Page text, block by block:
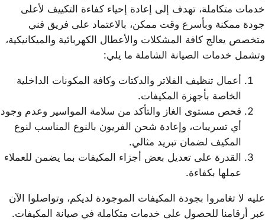
خدمات متكاملة، تهدف إلى إعادة إحياء كفاءة التكييف لأعلى
جودة ممكنة وبأسرع وقت ممكن، بالاعتماد على فريق فني
متخصص يعالج كافة المشكلات والأعطال الكهربائية والميكانيكية،
وتشمل خدمات الصيانة الشاملة ما يلي:
أعمال تنظيف الفلاتر والدكتات وكافة المكونات الداخلية
الخاصة بأجهزة المكيفات.
فحص مستوى الغاز والتأكد من سلامة المواسير وعدم وجود
أي تسريبات، وإعادة شحن الفريون بالنوع المناسب لنوع
المكيف لضمان تبريد مثالي.
القدرة على تعديل بعض أجزاء المكيفات بما يضمن للعملاء
عملها بكفاءة.
عليه لا تغامروا بجودة المكيفات الموجودة لديكم، وتواصلوا الآن
عبر أرقامنا للحصول على خدمات متكاملة في صيانة المكيفات.